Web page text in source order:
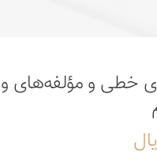
خطی و مؤلفه‌های